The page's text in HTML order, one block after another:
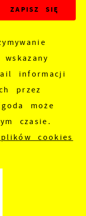
informacji
przez
może
czasie.
cookies